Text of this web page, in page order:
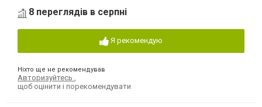
8 переглядів в серпні
Я рекомендую
Ніхто ще не рекомендував
Авторизуйтесь
щоб оцінити і порекомендувати